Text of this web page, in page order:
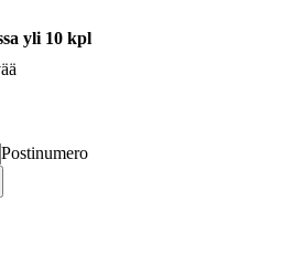
yli 10 kpl
Postinumero